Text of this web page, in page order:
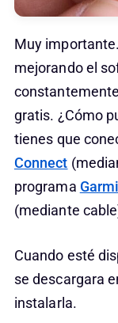
Muy
mejorando el
gratis. ¿Cómo
tienes que
Connect
programa
(mediante
Cuando esté
se descargara
instalarla.